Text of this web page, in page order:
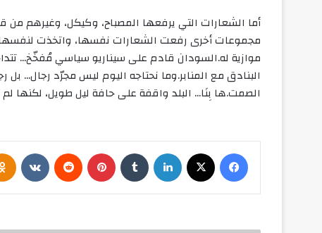
أما الشعارات التي يرفعها المصباح، وكيكل، وغيرهم
مجموعات أخرى رفعت الشعارات نفسها، واتخذت
موازية له.السودان قادم على سيناريو سياسي مُفخّخ…
البنادق مع المنابر.وما نحتاجه اليوم ليس مجرّد رجال…
الصمت.ها بِنَا… البلد واقفة على حافة ليل طويل، لكنها
فيسبوك لينكدإن بينتيريست